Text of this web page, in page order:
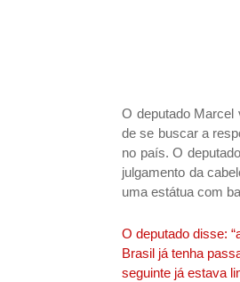
O deputado Marcel
de se buscar a
no país. O
julgamento da
uma estátua com
O deputado disse:
Brasil já tenha
seguinte já estava